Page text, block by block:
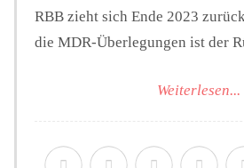
RBB zieht sich Ende 2023
die MDR-Überlegungen ist der
Weiterlesen...